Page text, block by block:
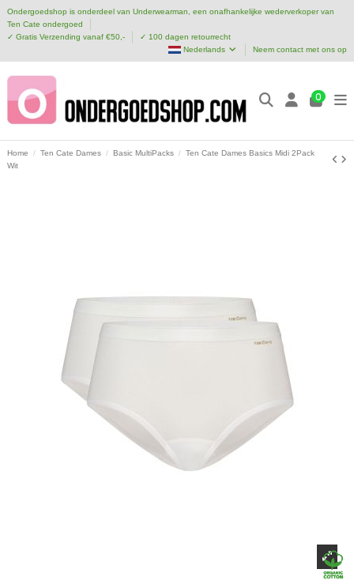
Ondergoedshop is onderdeel van Underwearman, een onafhankelijke wederverkoper van
Ten Cate ondergoed
✓ Gratis Verzending vanaf €50,-
✓ 100 dagen retourrecht
Nederlands
Neem contact met ons op
0
Home Ten Cate Dames Basic MultiPacks
Ten Cate Dames Basics Midi 2Pack
Wit